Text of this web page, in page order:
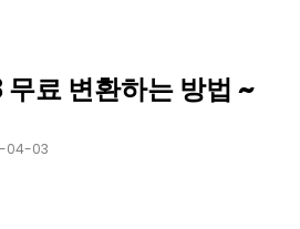
료 변환하는 방법 ~
04-03